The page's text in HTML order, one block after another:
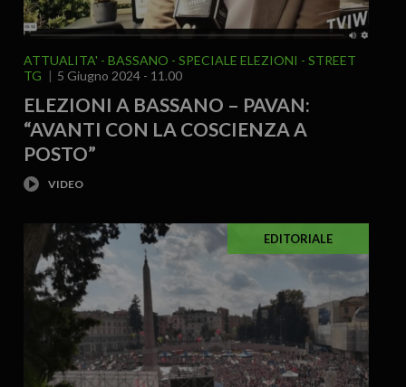
ATTUALITA' BASSANO SPECIALE ELEZIONI
STREET
TG
5 Giugno 2024 - 11.00
ELEZIONI A BASSANO – PAVAN:
“AVANTI CON LA COSCIENZA A
POSTO”
EDITORIALE